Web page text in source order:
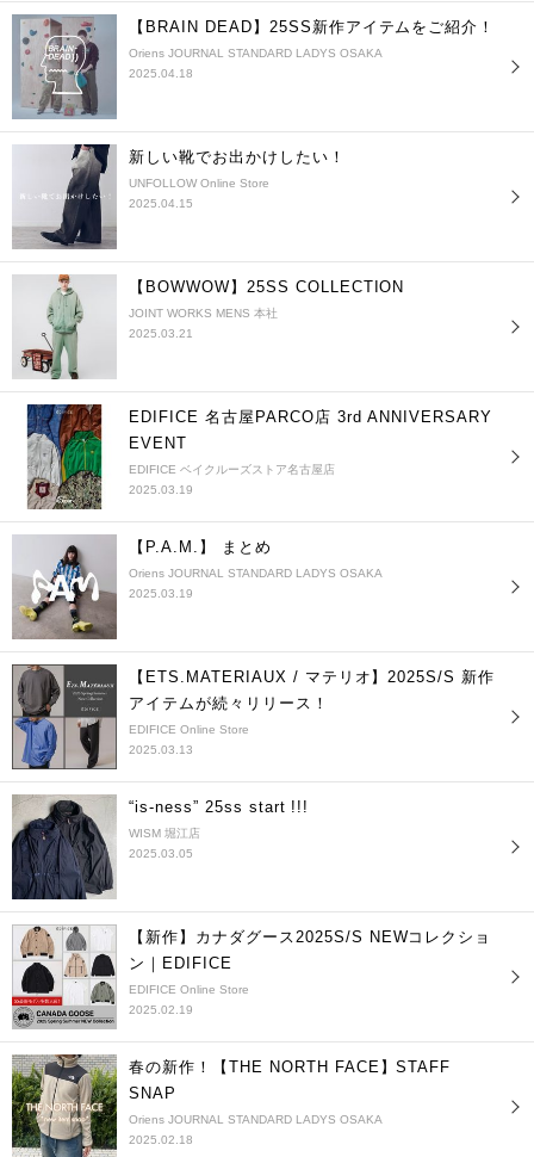
【BRAIN DEAD】25SS新作アイテムをご紹介！
Oriens JOURNAL STANDARD LADYS OSAKA
2025.04.18
新しい靴でお出かけしたい！
UNFOLLOW Online Store
2025.04.15
【BOWWOW】25SS COLLECTION
JOINT WORKS MENS 本社
2025.03.21
EDIFICE 名古屋PARCO店 3rd ANNIVERSARY
EVENT
EDIFICE ベイクルーズストア名古屋店
2025.03.19
【P.A.M.】 まとめ
Oriens JOURNAL STANDARD LADYS OSAKA
2025.03.19
【ETS.MATERIAUX / マテリオ】2025S/S 新作
アイテムが続々リリース！
EDIFICE Online Store
2025.03.13
“is-ness” 25ss start !!!
WISM 堀江店
2025.03.05
【新作】カナダグース2025S/S NEWコレクショ
ン｜EDIFICE
EDIFICE Online Store
2025.02.19
春の新作！【THE NORTH FACE】STAFF
SNAP
Oriens JOURNAL STANDARD LADYS OSAKA
2025.02.18